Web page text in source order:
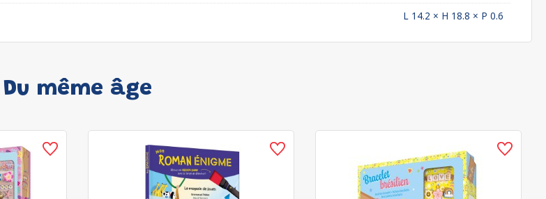
L 14.2 × H 18.8 × P 0.6
Du même âge